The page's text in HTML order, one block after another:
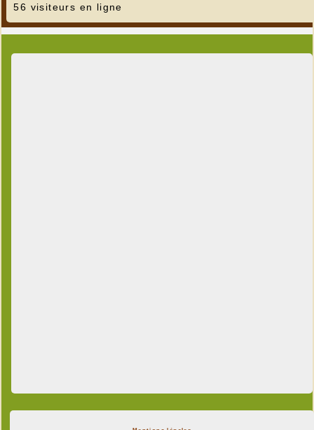
56 visiteurs en ligne